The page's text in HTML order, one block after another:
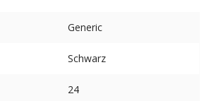
Generic
Schwarz
24